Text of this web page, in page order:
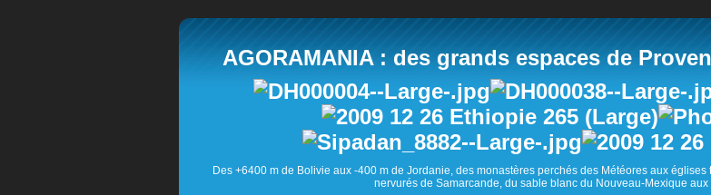
AGORAMANIA : des grands espaces de
Des +6400 m de Bolivie aux -400 m de Jordanie, des monastères perchés des Météores aux
nervurés de Samarcande, du sable blanc du Nouveau-Mexique aux